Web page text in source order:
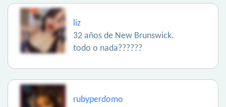
liz
32 años de New Brunswick.
todo o nada??????
rubyperdomo